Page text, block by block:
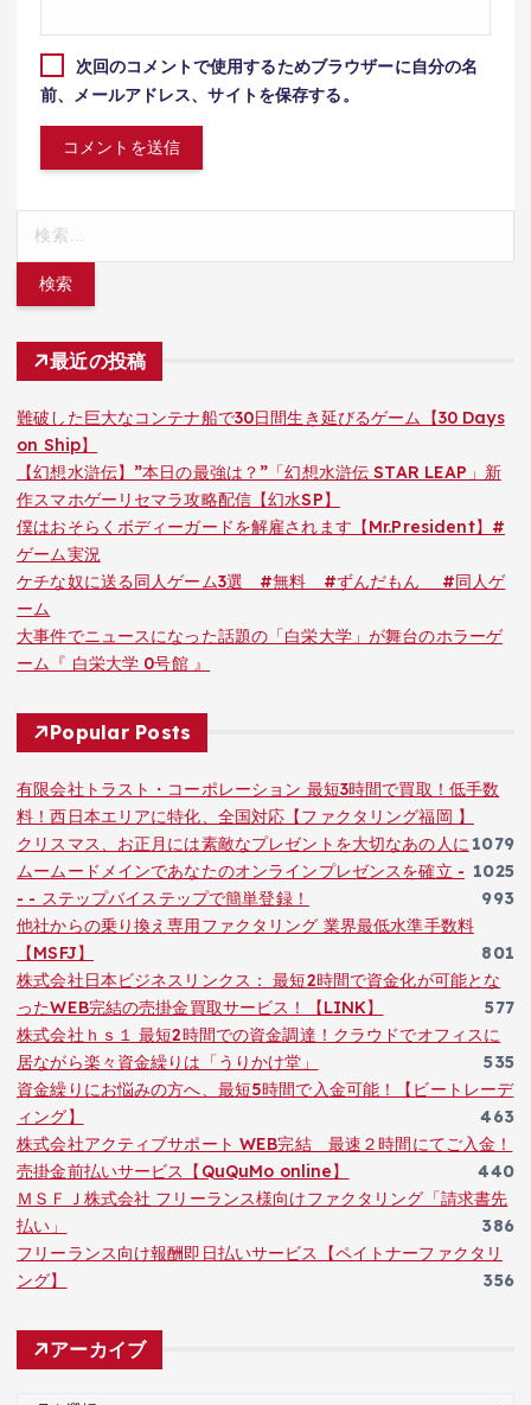
次回のコメントで使用するためブラウザーに自分の名
前、メールアドレス、サイトを保存する。
最近の投稿
難破した巨大なコンテナ船で30日間生き延びるゲーム【30 Days
on Ship】
【幻想水滸伝】”本日の最強は？”「幻想水滸伝 STAR LEAP」新
作スマホゲーリセマラ攻略配信【幻水SP】
僕はおそらくボディーガードを解雇されます【Mr.President】#
ゲーム実況
ケチな奴に送る同人ゲーム3選 #無料 #ずんだもん #同人ゲ
ーム
大事件でニュースになった話題の「白栄大学」が舞台のホラーゲ
ーム『 白栄大学 0号館 』
Popular Posts
有限会社トラスト・コーポレーション 最短3時間で買取！低手数
料！西日本エリアに特化、全国対応【ファクタリング福岡 】
1079
クリスマス、お正月には素敵なプレゼントを大切なあの人に
1025
ムームードメインであなたのオンラインプレゼンスを確立 -
- - ステップバイステップで簡単登録！
993
他社からの乗り換え専用ファクタリング 業界最低水準手数料
【MSFJ】
801
株式会社日本ビジネスリンクス： 最短2時間で資金化が可能とな
ったWEB完結の売掛金買取サービス！【LINK】
577
株式会社ｈｓ１ 最短2時間での資金調達！クラウドでオフィスに
居ながら楽々資金繰りは「うりかけ堂」
535
資金繰りにお悩みの方へ、最短5時間で入金可能！【ビートレーデ
ィング】
463
株式会社アクティブサポート WEB完結 最速２時間にてご入金！
売掛金前払いサービス【QuQuMo online】
440
ＭＳＦＪ株式会社 フリーランス様向けファクタリング「請求書先
払い」
386
フリーランス向け報酬即日払いサービス【ペイトナーファクタリ
ング】
356
アーカイブ